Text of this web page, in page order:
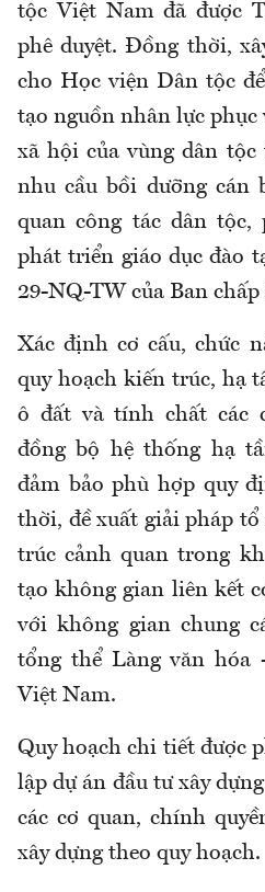
tộc Việt Nam đã được
phê duyệt. Đồng thời,
cho Học viện Dân tộc
tạo nguồn nhân lực
xã hội của vùng dân
nhu cầu bồi dưỡng cán
quan công tác dân
phát triển giáo dục đào
29-NQ-TW của Ban
Xác định cơ cấu, chức
quy hoạch kiến trúc, hạ
ô đất và tính chất các
đồng bộ hệ thống hạ
đảm bảo phù hợp quy
thời, đề xuất giải pháp
trúc cảnh quan trong
tạo không gian liên kết
với không gian chung
tổng thể Làng văn hóa
Việt Nam.
Quy hoạch chi tiết được
lập dự án đầu tư xây
các cơ quan, chính
xây dựng theo quy hoạch.